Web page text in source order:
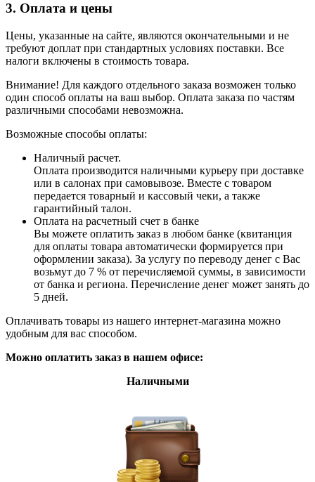
3. Оплата и цены
Цены, указанные на сайте, являются окончательными и не
требуют доплат при стандартных условиях поставки. Все
налоги включены в стоимость товара.
Внимание! Для каждого отдельного заказа возможен только
один способ оплаты на ваш выбор. Оплата заказа по частям
различными способами невозможна.
Возможные способы оплаты:
Наличный расчет.
Оплата производится наличными курьеру при доставке
или в салонах при самовывозе. Вместе с товаром
передается товарный и кассовый чеки, а также
гарантийный талон.
Оплата на расчетный счет в банке
Вы можете оплатить заказ в любом банке (квитанция
для оплаты товара автоматически формируется при
оформлении заказа). За услугу по переводу денег с Вас
возьмут до 7 % от перечисляемой суммы, в зависимости
от банка и региона. Перечисление денег может занять до
5 дней.
Оплачивать товары из нашего интернет-магазина можно
удобным для вас способом.
Можно оплатить заказ в нашем офисе:
Наличными